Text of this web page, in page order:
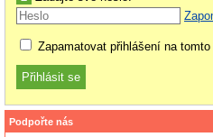
Zapamatovat přihlášení na
Podpořte nás